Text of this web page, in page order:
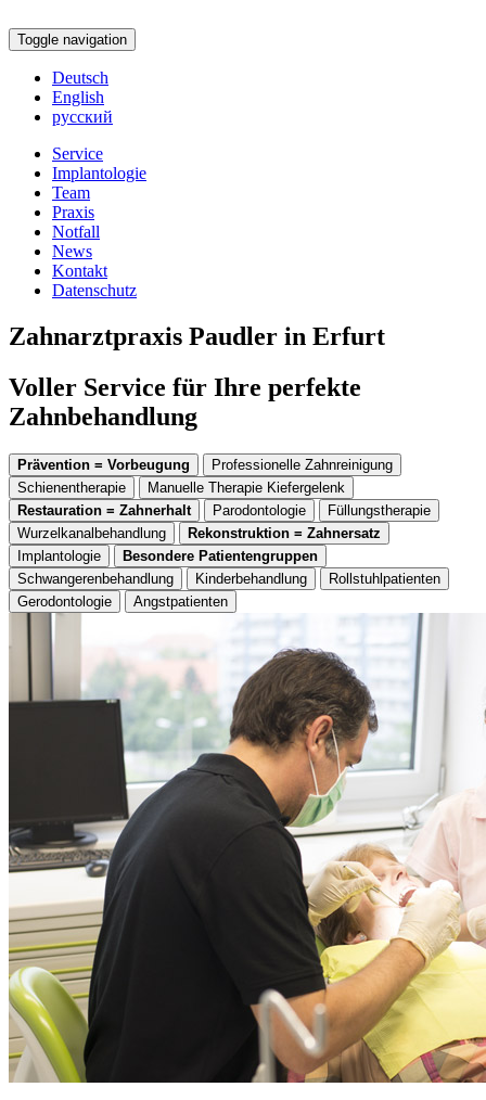
Toggle navigation
Deutsch
English
русский
Service
Implantologie
Team
Praxis
Notfall
News
Kontakt
Datenschutz
Zahnarztpraxis Paudler in Erfurt
Voller Service für Ihre perfekte
Zahnbehandlung
Prävention = Vorbeugung
Professionelle Zahnreinigung
Schienentherapie
Manuelle Therapie Kiefergelenk
Restauration = Zahnerhalt
Parodontologie
Füllungstherapie
Wurzelkanalbehandlung
Rekonstruktion = Zahnersatz
Implantologie
Besondere Patientengruppen
Schwangerenbehandlung
Kinderbehandlung
Rollstuhlpatienten
Gerodontologie
Angstpatienten